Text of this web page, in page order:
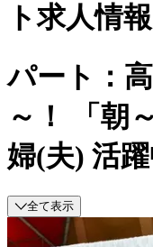
ト求人情報
パート：高
～！ 「朝
婦(夫) 活躍
全て表示